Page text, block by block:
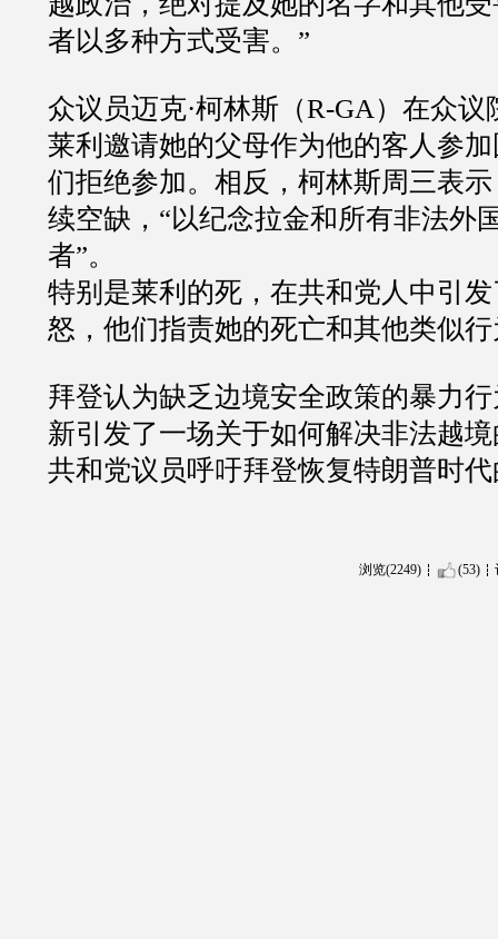
者以多种方式受害。”
众议员迈克·柯林斯（R-GA）在众议
莱利邀请她的父母作为他的客人参
们拒绝参加。相反，柯林斯周三表
续空缺，“以纪念拉金和所有非法外
者”。
特别是莱利的死，在共和党人中引
怒，他们指责她的死亡和其他类似
拜登认为缺乏边境安全政策的暴力
新引发了一场关于如何解决非法越
共和党议员呼吁拜登恢复特朗普时
浏览(2249) (53)